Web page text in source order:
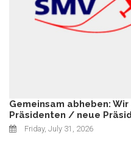
Gemeinsam abheben:
Präsidenten / neue
Friday, July 31, 2026